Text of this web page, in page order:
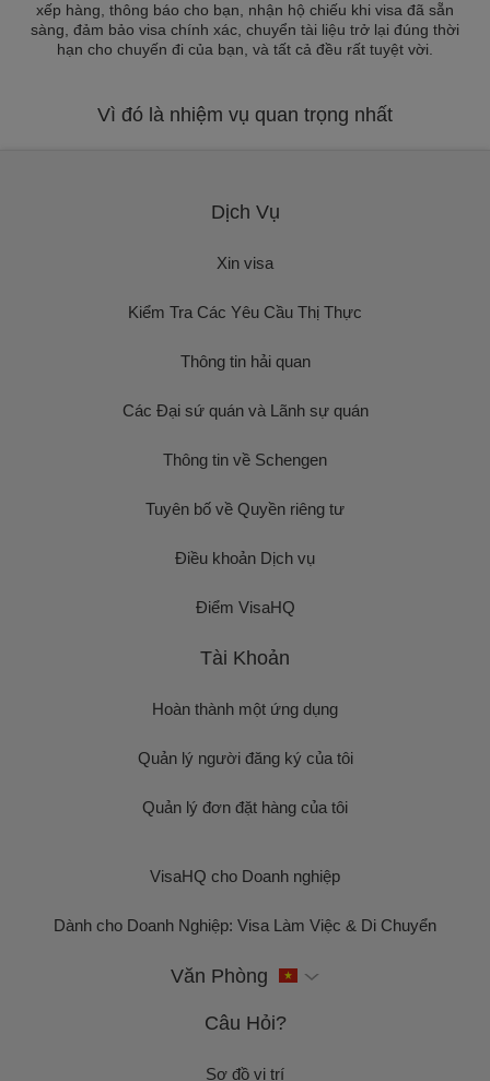
xếp hàng, thông báo cho bạn, nhận hộ chiếu khi visa đã sẵn
sàng, đảm bảo visa chính xác, chuyển tài liệu trở lại đúng thời
hạn cho chuyến đi của bạn, và tất cả đều rất tuyệt vời.
Vì đó là nhiệm vụ quan trọng nhất
Dịch Vụ
Xin visa
Kiểm Tra Các Yêu Cầu Thị Thực
Thông tin hải quan
Các Đại sứ quán và Lãnh sự quán
Thông tin về Schengen
Tuyên bố về Quyền riêng tư
Điều khoản Dịch vụ
Điểm VisaHQ
Tài Khoản
Hoàn thành một ứng dụng
Quản lý người đăng ký của tôi
Quản lý đơn đặt hàng của tôi
VisaHQ cho Doanh nghiệp
Dành cho Doanh Nghiệp: Visa Làm Việc & Di Chuyển
Văn Phòng
Câu Hỏi?
Sơ đồ vị trí